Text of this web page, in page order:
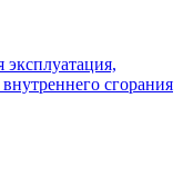
эксплуатация,
сгорания